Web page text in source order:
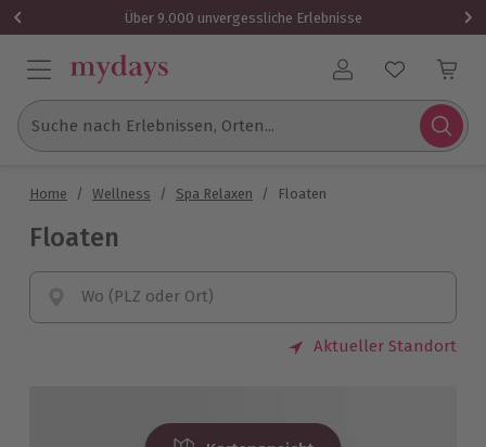
Über 9.000 unvergessliche Erlebnisse
Benutzerkonto
Suche nach Erlebnissen, Orten...
Home / Wellness / Spa Relaxen / Floaten
Floaten
Wo (PLZ oder Ort)
Aktueller Standort